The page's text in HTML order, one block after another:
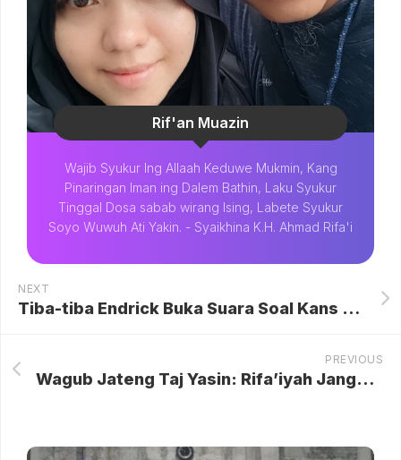
Rif'an Muazin
Wajib Syukur Ing Allaah Keduwe Mukmin, Kang
Pinaringan Iman ing Dalem Bathin, Laku Syukur
Tinggal Dosa sabab wirang Ising, Labete Syukur
Soyo Wuwuh Ati Yakin. - Syaikhina K.H. Ahmad Rifa'i
NEXT
Tiba-tiba Endrick Buka Suara Soal Kans Tinggalkan Real Madrid, Masa Depan Sang Bintang Muda Semakin Tak Pasti
PREVIOUS
Wagub Jateng Taj Yasin: Rifa’iyah Jangan Minder, Warisan KH. Ahmad Rifa’i Diakui Nasional